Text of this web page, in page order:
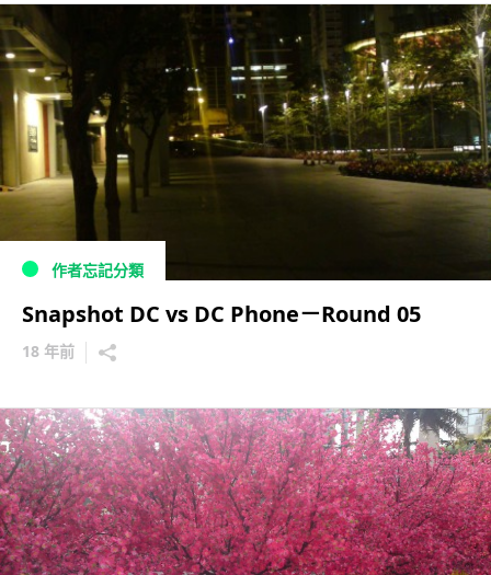
作者忘記分類
Snapshot DC vs DC Phone－Round 05
18 年前